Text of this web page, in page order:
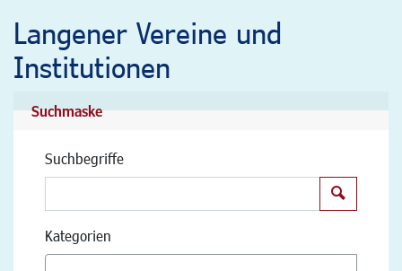
Langener Vereine und
Institutionen
Suchmaske
Suchbegriffe
Kategorien